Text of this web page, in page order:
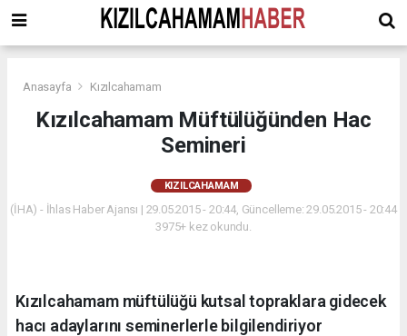
Anasayfa Kızılcahamam
Kızılcahamam Müftülüğünden Hac
Semineri
KIZILCAHAMAM
(İHA) - İhlas Haber Ajansı | 29.05.2015 - 20:44, Güncelleme: 29.05.2015 - 20:44
3975+ kez okundu.
Kızılcahamam müftülüğü kutsal topraklara gidecek
hacı adaylarını seminerlerle bilgilendiriyor